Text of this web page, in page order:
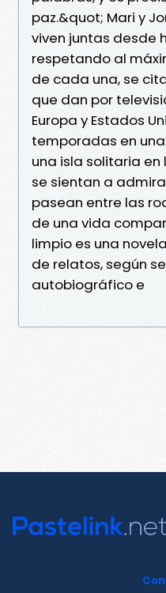
paz.&quot; Mari y
viven juntas desde
respetando al
de cada una, se
que dan por
Europa y Estados
temporadas en
una isla solitaria
se sientan a
pasean entre las
de una vida
limpio es una
de relatos, según
autobiográfico e